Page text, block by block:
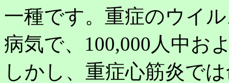
一種です。重症のウイ
病気で、100,000人中お
しかし、重症心筋炎で